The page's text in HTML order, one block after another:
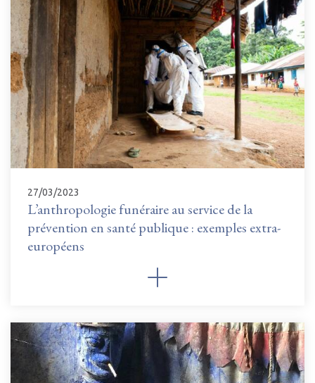
27/03/2023
L’anthropologie funéraire au service de la
prévention en santé publique : exemples extra-
européens